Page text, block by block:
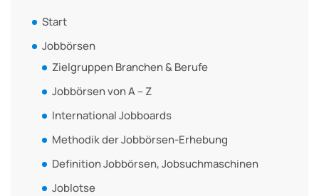
Start
Jobbörsen
Zielgruppen Branchen & Berufe
Jobbörsen von A – Z
International Jobboards
Methodik der Jobbörsen-Erhebung
Definition Jobbörsen, Jobsuchmaschinen
Joblotse